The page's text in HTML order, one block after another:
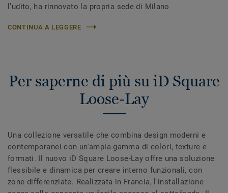
l’udito, ha rinnovato la propria sede di Milano
CONTINUA A LEGGERE
Per saperne di più su iD Square
Loose-Lay
Una collezione versatile che combina design moderni e
contemporanei con un'ampia gamma di colori, texture e
formati. Il nuovo iD Square Loose-Lay offre una soluzione
flessibile e dinamica per creare interno funzionali, con
zone differenziate. Realizzata in Francia, l'installazione